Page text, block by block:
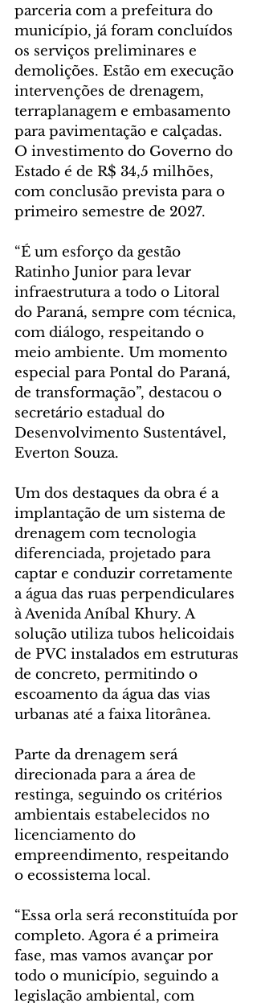
parceria com a prefeitura do
município, já foram concluídos
os serviços preliminares e
demolições. Estão em execução
intervenções de drenagem,
terraplanagem e embasamento
para pavimentação e calçadas.
O investimento do Governo do
Estado é de R$ 34,5 milhões,
com conclusão prevista para o
primeiro semestre de 2027.
“É um esforço da gestão
Ratinho Junior para levar
infraestrutura a todo o Litoral
do Paraná, sempre com técnica,
com diálogo, respeitando o
meio ambiente. Um momento
especial para Pontal do Paraná,
de transformação”, destacou o
secretário estadual do
Desenvolvimento Sustentável,
Everton Souza.
Um dos destaques da obra é a
implantação de um sistema de
drenagem com tecnologia
diferenciada, projetado para
captar e conduzir corretamente
a água das ruas perpendiculares
à Avenida Aníbal Khury. A
solução utiliza tubos helicoidais
de PVC instalados em estruturas
de concreto, permitindo o
escoamento da água das vias
urbanas até a faixa litorânea.
Parte da drenagem será
direcionada para a área de
restinga, seguindo os critérios
ambientais estabelecidos no
licenciamento do
empreendimento, respeitando
o ecossistema local.
“Essa orla será reconstituída por
completo. Agora é a primeira
fase, mas vamos avançar por
todo o município, seguindo a
legislação ambiental, com